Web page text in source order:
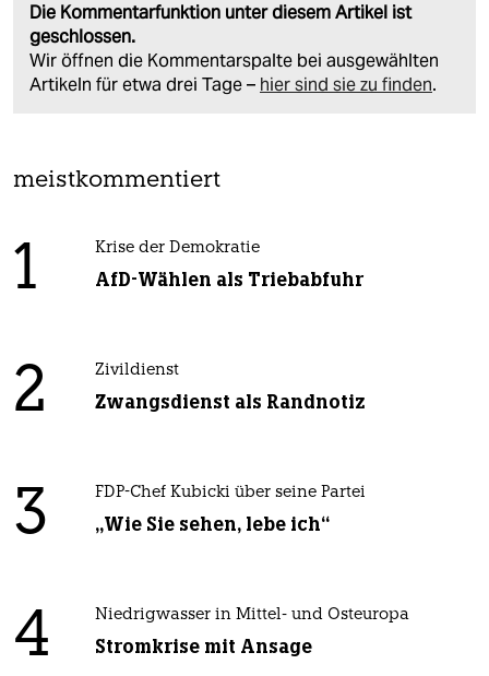
Die Kommentarfunktion unter diesem Artikel ist
geschlossen.
Wir öffnen die Kommentarspalte bei ausgewählten
Artikeln für etwa drei Tage – hier sind sie zu finden.
meistkommentiert
1 Krise der Demokratie
AfD-Wählen als Triebabfuhr
2 Zivildienst
Zwangsdienst als Randnotiz
3 FDP-Chef Kubicki über seine Partei
„Wie Sie sehen, lebe ich“
4 Niedrigwasser in Mittel- und Osteuropa
Stromkrise mit Ansage